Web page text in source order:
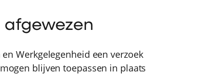
afgewezen
Werkgelegenheid een verzoek
blijven toepassen in plaats